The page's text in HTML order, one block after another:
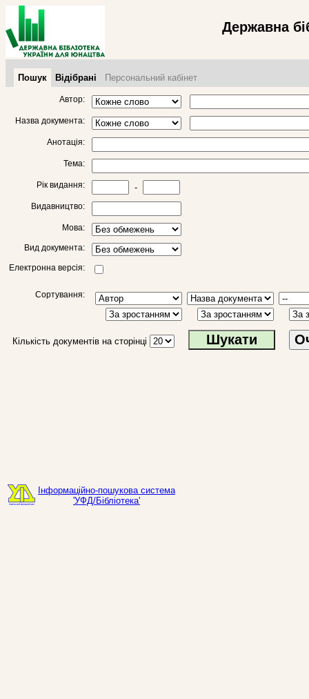
Державна
Пошук Відібрані Персональний кабінет
Автор:
Назва документа:
Анотація:
Тема:
Рік видання: -
Видавництво:
Мова:
Вид документа:
Електронна версія:
Сортування:
Кількість документів на сторінці
Інформаційно-пошукова система
'УФД/Бібліотека'